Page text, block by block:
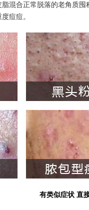
混合正常脱落的老角质
痘痘。
有类似症状 直
祥
,主任医师,南京鼓楼医院皮肤科主
上午定期来南京肤康坐诊,擅长
... [详细]